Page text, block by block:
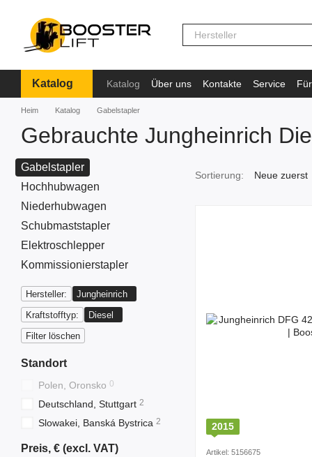
Katalog Katalog Über uns Kontakte Service
Information
Heim Katalog Gabelstapler
Gebrauchte Jungheinrich
Sortierung: Neue zuerst
2015
Artikel: 5156675
Gabelstapler
Hochhubwagen
Niederhubwagen
Schubmaststapler
Elektroschlepper
Kommissionierstapler
Hersteller:
Jungheinrich
Kraftstofftyp:
Diesel
Filter löschen
Standort
Polen, Oronsko 0
Deutschland, Stuttgart 2
Slowakei, Banská Bystrica 2
Preis, € (excl. VAT)